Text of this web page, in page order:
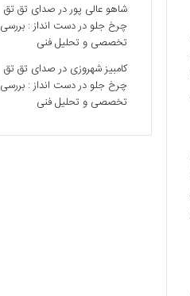
شاهو عالی پوردرصدای تق تق
چرخ جلو در دست انداز : بررسی
تخصصی و تحلیل فنی
کامبیز شهروزی درصدای تق تق
چرخ جلو در دست انداز : بررسی
تخصصی و تحلیل فنی